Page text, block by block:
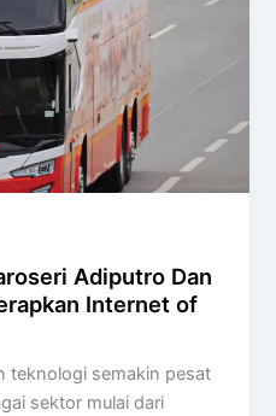
Adiputro Dan
Internet of
teknologi semakin pesat
sektor mulai dari